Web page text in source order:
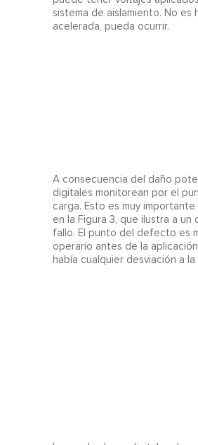
sistema de aislamiento. No
acelerada, pueda ocurrir.
A consecuencia del daño
digitales monitorean por el
carga. Esto es muy
en la Figura 3, que ilustra a
fallo. El punto del defecto es
operario antes de la
había cualquier desviación a